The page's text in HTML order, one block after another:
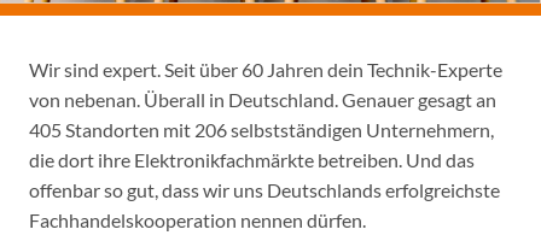
Wir sind expert. Seit über 60 Jahren dein Technik-Experte
von nebenan. Überall in Deutschland. Genauer gesagt an
405 Standorten mit 206 selbstständigen Unternehmern,
die dort ihre Elektronikfachmärkte betreiben. Und das
offenbar so gut, dass wir uns Deutschlands erfolgreichste
Fachhandelskooperation nennen dürfen.